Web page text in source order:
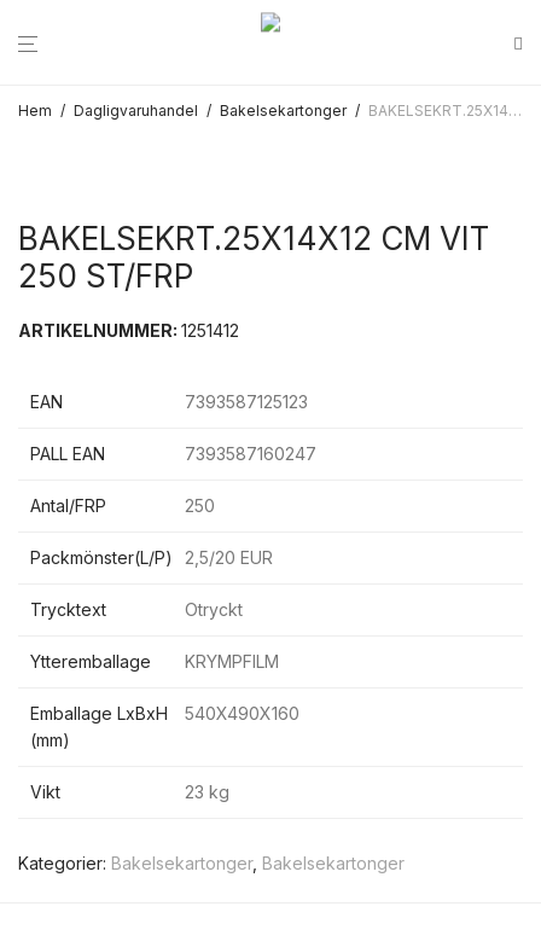
Hem / Dagligvaruhandel / Bakelsekartonger / BAKELSEKRT.25X14X12 CM VIT 250 ST/FRP
BAKELSEKRT.25X14X12 CM VIT
250 ST/FRP
ARTIKELNUMMER: 1251412
EAN 7393587125123
PALL EAN 7393587160247
Antal/FRP 250
Packmönster(L/P) 2,5/20 EUR
Trycktext Otryckt
Ytteremballage KRYMPFILM
Emballage LxBxH
(mm)
540X490X160
Vikt 23 kg
Kategorier: Bakelsekartonger, Bakelsekartonger